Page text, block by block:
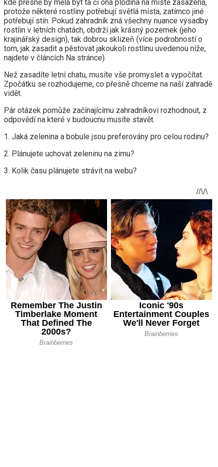
kde přesně by měla být ta či ona plodina na místě zasazena,
protože některé rostliny potřebují světlá místa, zatímco jiné
potřebují stín. Pokud zahradník zná všechny nuance výsadby
rostlin v letních chatách, obdrží jak krásný pozemek (jeho
krajinářský design), tak dobrou sklizeň (více podrobností o
tom, jak zasadit a pěstovat jakoukoli rostlinu uvedenou níže,
najdete v článcích Na stránce).
Než zasadíte letní chatu, musíte vše promyslet a vypočítat.
Zpočátku se rozhodujeme, co přesně chceme na naší zahradě
vidět.
Pár otázek pomůže začínajícímu zahradníkovi rozhodnout, z
odpovědí na které v budoucnu musíte stavět.
1. Jaká zelenina a bobule jsou preferovány pro celou rodinu?
2. Plánujete uchovat zeleninu na zimu?
3. Kolik času plánujete strávit na webu?